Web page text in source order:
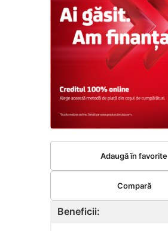
Beneficii:
Adaugă în favorite
Compară